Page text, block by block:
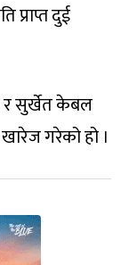
दुई
र सुर्खेत केबल
खारेज गरेको हो ।